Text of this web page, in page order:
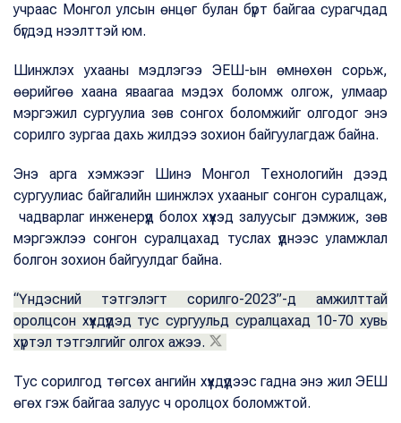
учраас Монгол улсын өнцөг булан бүрт байгаа сурагчдад
бүгдэд нээлттэй юм.
Шинжлэх ухааны мэдлэгээ ЭЕШ-ын өмнөхөн сорьж,
өөрийгөө хаана яваагаа мэдэх боломж олгож, улмаар
мэргэжил сургуулиа зөв сонгох боломжийг олгодог энэ
сорилго зургаа дахь жилдээ зохион байгуулагдаж байна.
Энэ арга хэмжээг Шинэ Монгол Технологийн дээд
сургуулиас байгалийн шинжлэх ухааныг сонгон суралцаж,
чадварлаг инженерүүд болох хүүхэд залуусыг дэмжиж, зөв
мэргэжлээ сонгон суралцахад туслах үүднээс уламжлал
болгон зохион байгуулдаг байна.
“Үндэсний тэтгэлэгт сорилго-2023”-д амжилттай
оролцсон хүүхдүүдэд тус сургуульд суралцахад 10-70 хувь
хүртэл тэтгэлгийг олгох ажээ.
Тус сорилгод төгсөх ангийн хүүхдүүдээс гадна энэ жил ЭЕШ
өгөх гэж байгаа залуус ч оролцох боломжтой.